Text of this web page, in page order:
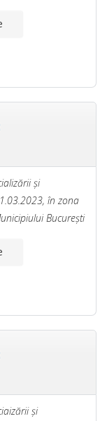
şi
în zona
Bucureşti
şi